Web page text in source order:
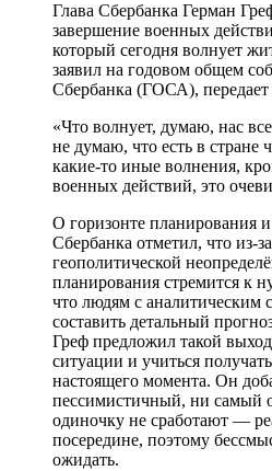
Глава Сбербанка Герман
завершение военных
который сегодня волнует
заявил на годовом общем
Сбербанка (ГОСА),
«Что волнует, думаю, нас
не думаю, что есть в стране
какие-то иные волнения,
военных действий, это
О горизонте планирования
Сбербанка отметил, что из-
геополитической
планирования стремится к
что людям с аналитическим
составить детальный
Греф предложил такой
ситуации и учиться
настоящего момента. Он
пессимистичный, ни самый
одиночку не сработают —
посередине, поэтому
ожидать.